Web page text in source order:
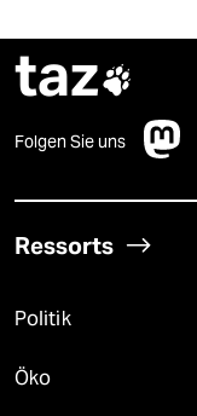
taz
Folgen Sie uns
Ressorts
Politik
Öko